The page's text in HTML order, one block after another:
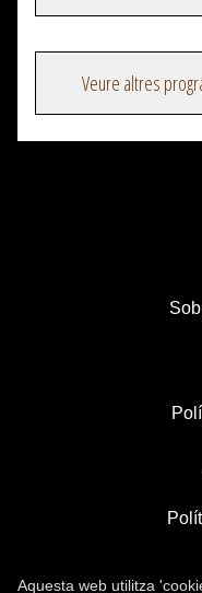
Veure altres
Aquesta web utilitza